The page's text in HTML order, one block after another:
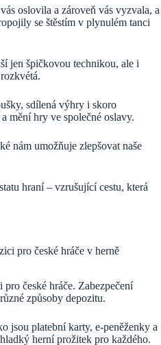
oslovila a zároveň vás vyzvala, a
se štěstím v plynulém tanci
jen špičkovou technikou, ale i
sdílená výhry i skoro
mění hry ve společné oslavy.
nám umožňuje zlepšovat naše
hraní – vzrušující cestu, která
pro české hráče v herně
české hráče. Zabezpečení
způsoby depozitu.
jsou platební karty, e-peněženky a
herní prožitek pro každého.